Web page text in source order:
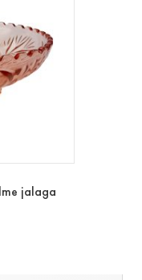
jalaga